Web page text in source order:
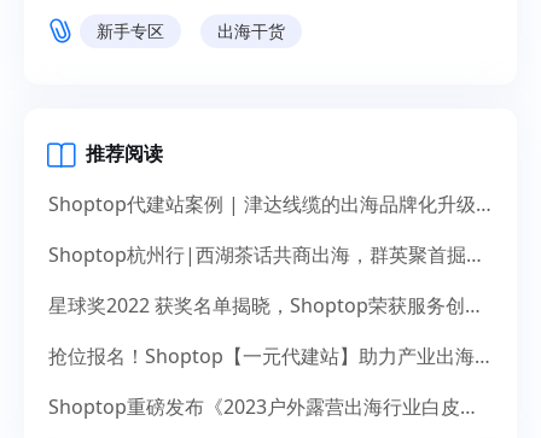
新手专区 出海干货
推荐阅读
Shoptop代建站案例 | 津达线缆的出海品牌化升级之道
Shoptop杭州行|西湖茶话共商出海，群英聚首掘金未来
星球奖2022 获奖名单揭晓，Shoptop荣获服务创新奖！
抢位报名！Shoptop【一元代建站】助力产业出海，献礼14周年
Shoptop重磅发布《2023户外露营出海行业白皮书》！聚焦150亿美元市场，探寻增长新机遇